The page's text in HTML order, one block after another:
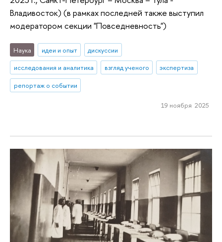
Владивосток) (в рамках последней также выступил
модератором секции "Повседневность")
Наука идеи и опыт
дискуссии
исследования и аналитика
взгляд ученого
экспертиза
репортаж о событии
19 ноября 2025